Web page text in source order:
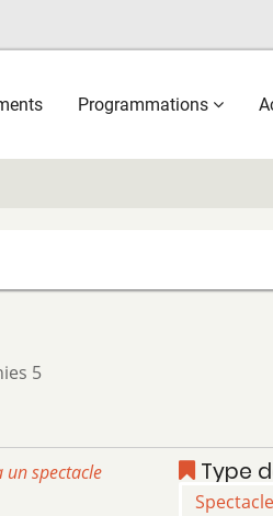
Programmations
5
spectacle
Type